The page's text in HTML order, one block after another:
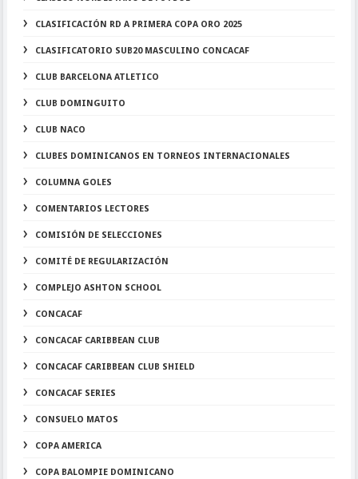
CLASIFICACIÓN RD A PRIMERA COPA ORO 2025
CLASIFICATORIO SUB20 MASCULINO CONCACAF
CLUB BARCELONA ATLETICO
CLUB DOMINGUITO
CLUB NACO
CLUBES DOMINICANOS EN TORNEOS INTERNACIONALES
COLUMNA GOLES
COMENTARIOS LECTORES
COMISIÓN DE SELECCIONES
COMITÉ DE REGULARIZACIÓN
COMPLEJO ASHTON SCHOOL
CONCACAF
CONCACAF CARIBBEAN CLUB
CONCACAF CARIBBEAN CLUB SHIELD
CONCACAF SERIES
CONSUELO MATOS
COPA AMERICA
COPA BALOMPIE DOMINICANO